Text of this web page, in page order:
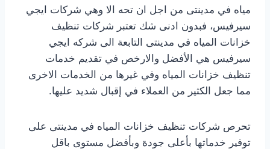
مياه في مدينتى من اجل ان تحه الا وهي شركات ايجي
سيرفيس، فبدون ادنى شك تعتبر شركات تنظيف
خزانات المياه في مدينتى التابعة الى شركه ايجي
سيرفيس هي الأفضل والارخص في تقديم خدمات
تنظيف خزانات المياه وفي غيرها من الخدمات الاخرى
مما جعل الكثير من العملاء في إقبال شديد عليها.
تحرص شركات تنظيف خزانات المياه في مدينتى على
توفير خدماتها بأعلى جودة وبأفضل مستوى باقل